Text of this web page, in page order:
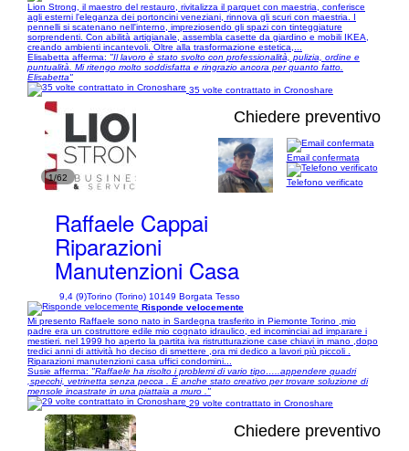
Lion Strong, il maestro del restauro, rivitalizza il parquet con maestria, conferisce
agli esterni l'eleganza dei portoncini veneziani, rinnova gli scuri con maestria. I
pennelli si scatenano nell'interno, impreziosendo gli spazi con tinteggiature
sorprendenti. Con abilità artigianale, assembla casette da giardino e mobili IKEA,
creando ambienti incantevoli. Oltre alla trasformazione estetica,...
Elisabetta afferma: "Il lavoro è stato svolto con professionalità, pulizia, ordine e
puntualità. Mi ritengo molto soddisfatta e ringrazio ancora per quanto fatto.
Elisabetta"
35 volte contrattato in Cronoshare
1/62
Chiedere preventivo
Raffaele Cappai
Riparazioni
Manutenzioni Casa
9,4 (9)Torino (Torino) 10149 Borgata Tesso
Email confermata
Telefono verificato
Risponde velocemente
Mi presento Raffaele sono nato in Sardegna trasferito in Piemonte Torino ,mio
padre era un costruttore edile mio cognato idraulico, ed incominciai ad imparare i
mestieri. nel 1999 ho aperto la partita iva ristrutturazione case chiavi in mano ,dopo
tredici anni di attività ho deciso di smettere ,ora mi dedico a lavori più piccoli .
Riparazioni manutenzioni casa uffici condomini...
Susie afferma: "Raffaele ha risolto i problemi di vario tipo…..appendere quadri
,specchi, vetrinetta senza pecca . È anche stato creativo per trovare soluzione di
mensole incastrate in una piattaia a muro ."
29 volte contrattato in Cronoshare
Chiedere preventivo